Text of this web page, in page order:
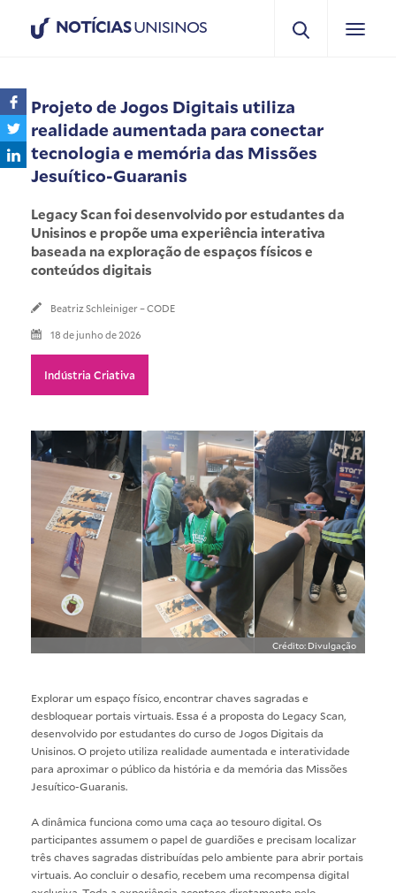
NOTÍCIASUNISINOS
Projeto de Jogos Digitais utiliza
realidade aumentada para conectar
tecnologia e memória das Missões
Jesuítico-Guaranis
Legacy Scan foi desenvolvido por estudantes da
Unisinos e propõe uma experiência interativa
baseada na exploração de espaços físicos e
conteúdos digitais
Beatriz Schleiniger – CODE
18 de junho de 2026
Indústria Criativa
Crédito: Divulgação
Explorar um espaço físico, encontrar chaves sagradas e
desbloquear portais virtuais. Essa é a proposta do Legacy Scan,
desenvolvido por estudantes do curso de Jogos Digitais da
Unisinos. O projeto utiliza realidade aumentada e interatividade
para aproximar o público da história e da memória das Missões
Jesuítico-Guaranis.
A dinâmica funciona como uma caça ao tesouro digital. Os
participantes assumem o papel de guardiões e precisam localizar
três chaves sagradas distribuídas pelo ambiente para abrir portais
virtuais. Ao concluir o desafio, recebem uma recompensa digital